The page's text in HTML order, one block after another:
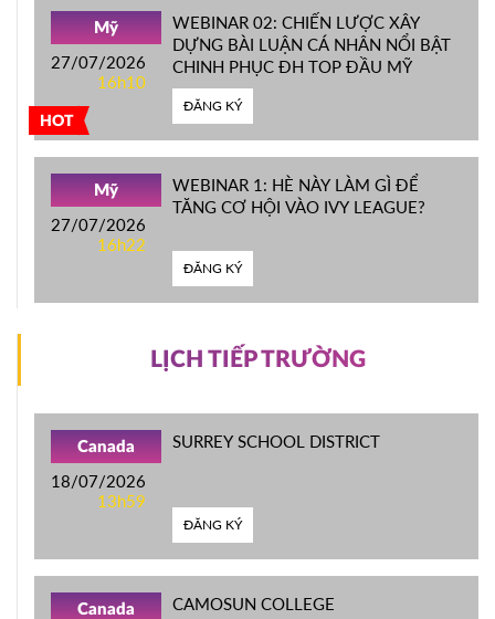
HOT
Mỹ
27/07/2026
16h10
WEBINAR 02: CHIẾN LƯỢC XÂY
DỰNG BÀI LUẬN CÁ NHÂN NỔI BẬT
CHINH PHỤC ĐH TOP ĐẦU MỸ
ĐĂNG KÝ
Mỹ
27/07/2026
16h22
WEBINAR 1: HÈ NÀY LÀM GÌ ĐỂ
TĂNG CƠ HỘI VÀO IVY LEAGUE?
ĐĂNG KÝ
LỊCH TIẾP TRƯỜNG
Canada
18/07/2026
13h59
SURREY SCHOOL DISTRICT
ĐĂNG KÝ
Canada CAMOSUN COLLEGE